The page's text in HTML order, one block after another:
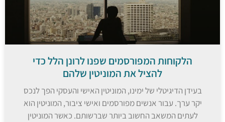
הלקוחות המפורסמים שפנו לרונן הלל כדי
להציל את המוניטין שלהם
בעידן הדיגיטלי של ימינו, המוניטין האישי והעסקי הפך לנכס
יקר ערך. עבור אנשים מפורסמים ואישי ציבור, המוניטין הוא
לעתים המשאב החשוב ביותר שברשותם. כאשר המוניטין